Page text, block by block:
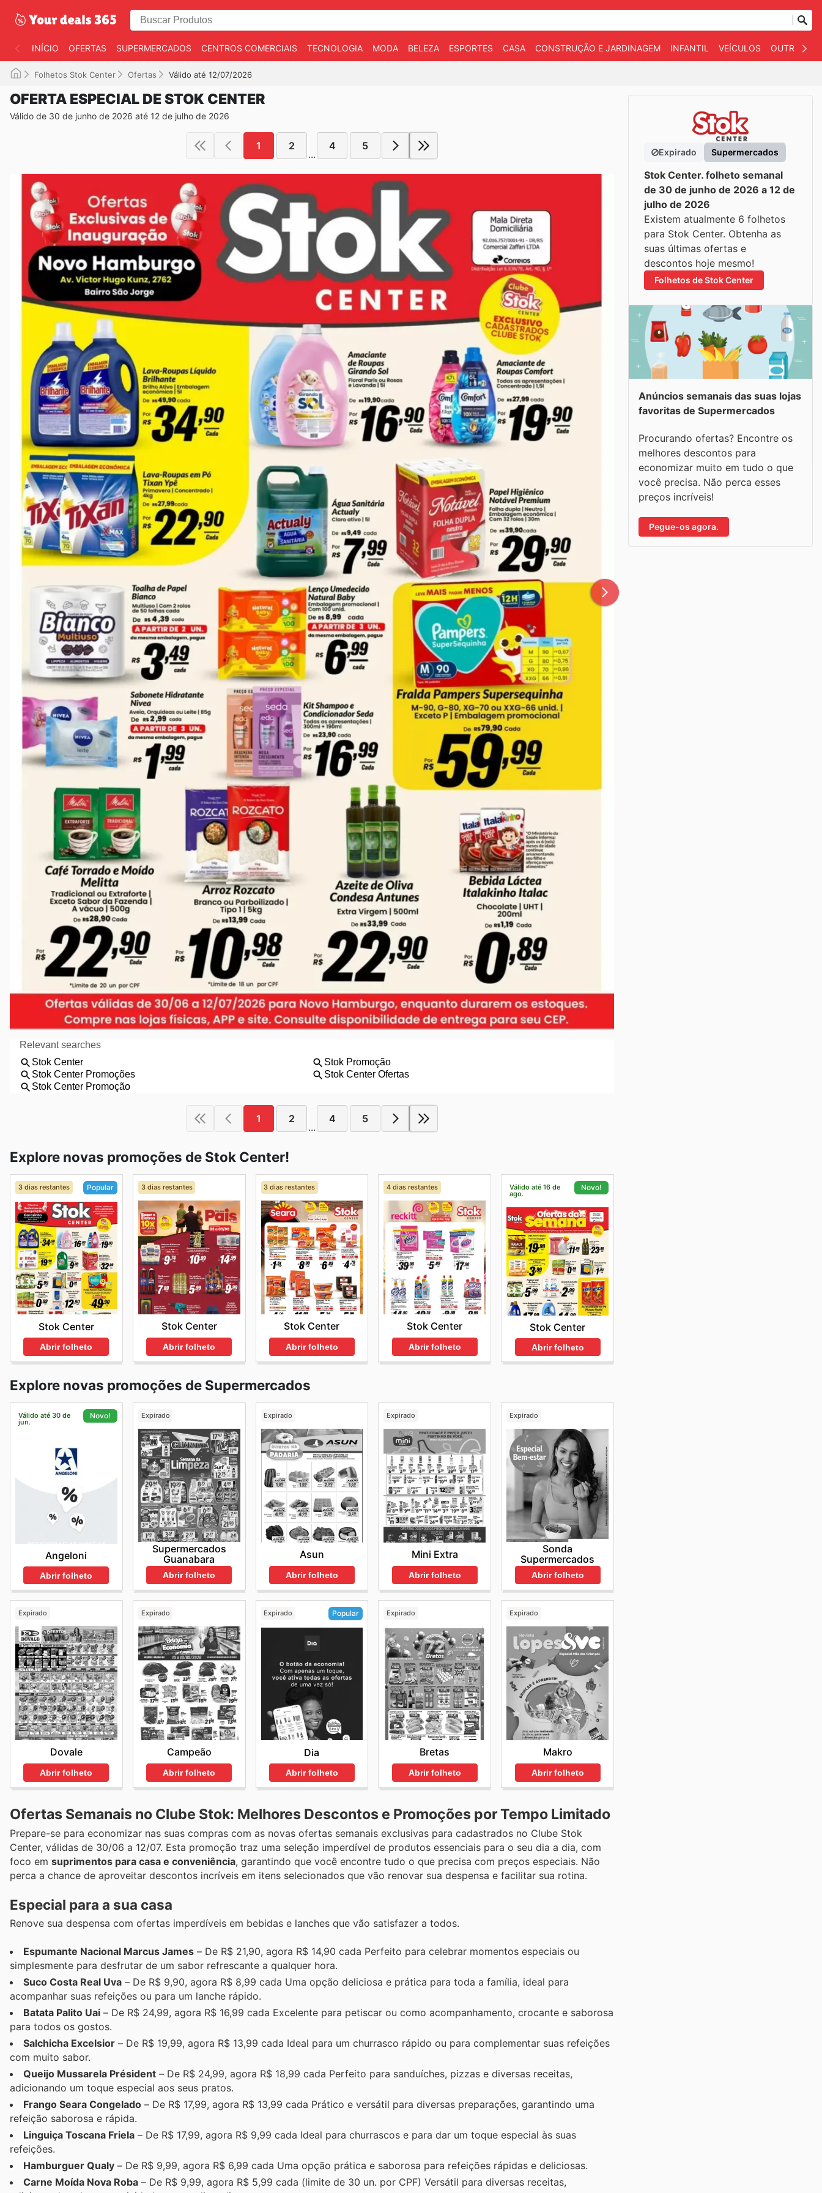
INÍCIO OFERTAS SUPERMERCADOS CENTROS COMERCIAIS TECNOLOGIA MODA BELEZA ESPORTES CASA CONSTRUÇÃO E JARDINAGEM INFANTIL VEÍCULOS OUTROS
Folhetos Stok Center Ofertas Válido até 12/07/2026
OFERTA ESPECIAL DE STOK CENTER
Válido de 30 de junho de 2026 até 12 de julho de 2026
1 2
...
4 5
1 2
...
4 5
Explore novas promoções de Stok Center!
3 dias restantes Popular
Stok Center
Abrir folheto
3 dias restantes
Stok Center
Abrir folheto
3 dias restantes
Stok Center
Abrir folheto
4 dias restantes
Stok Center
Abrir folheto
Válido até 16 de
ago.
Novo!
Stok Center
Abrir folheto
Explore novas promoções de Supermercados
Válido até 30 de
jun.
Novo!
Angeloni
Abrir folheto
Expirado
Supermercados
Guanabara
Abrir folheto
Expirado
Asun
Abrir folheto
Expirado
Mini Extra
Abrir folheto
Expirado
Sonda
Supermercados
Abrir folheto
Expirado
Dovale
Abrir folheto
Expirado
Campeão
Abrir folheto
Expirado Popular
Dia
Abrir folheto
Expirado
Bretas
Abrir folheto
Expirado
Makro
Abrir folheto
Ofertas Semanais no Clube Stok: Melhores Descontos e Promoções por Tempo Limitado
Prepare-se para economizar nas suas compras com as novas ofertas semanais exclusivas para cadastrados no Clube Stok
Center, válidas de 30/06 a 12/07. Esta promoção traz uma seleção imperdível de produtos essenciais para o seu dia a dia, com
foco em suprimentos para casa e conveniência, garantindo que você encontre tudo o que precisa com preços especiais. Não
perca a chance de aproveitar descontos incríveis em itens selecionados que vão renovar sua despensa e facilitar sua rotina.
Especial para a sua casa
Renove sua despensa com ofertas imperdíveis em bebidas e lanches que vão satisfazer a todos.
Espumante Nacional Marcus James – De R$ 21,90, agora R$ 14,90 cada Perfeito para celebrar momentos especiais ou
simplesmente para desfrutar de um sabor refrescante a qualquer hora.
Suco Costa Real Uva – De R$ 9,90, agora R$ 8,99 cada Uma opção deliciosa e prática para toda a família, ideal para
acompanhar suas refeições ou para um lanche rápido.
Batata Palito Uai – De R$ 24,99, agora R$ 16,99 cada Excelente para petiscar ou como acompanhamento, crocante e saborosa
para todos os gostos.
Salchicha Excelsior – De R$ 19,99, agora R$ 13,99 cada Ideal para um churrasco rápido ou para complementar suas refeições
com muito sabor.
Queijo Mussarela Président – De R$ 24,99, agora R$ 18,99 cada Perfeito para sanduíches, pizzas e diversas receitas,
adicionando um toque especial aos seus pratos.
Frango Seara Congelado – De R$ 17,99, agora R$ 13,99 cada Prático e versátil para diversas preparações, garantindo uma
refeição saborosa e rápida.
Linguiça Toscana Friela – De R$ 17,99, agora R$ 9,99 cada Ideal para churrascos e para dar um toque especial às suas
refeições.
Hamburguer Qualy – De R$ 9,99, agora R$ 6,99 cada Uma opção prática e saborosa para refeições rápidas e deliciosas.
Carne Moída Nova Roba – De R$ 9,99, agora R$ 5,99 cada (limite de 30 un. por CPF) Versátil para diversas receitas,
Expirado Supermercados
Stok Center. folheto semanal
de 30 de junho de 2026 a 12 de
julho de 2026
Existem atualmente 6 folhetos
para Stok Center. Obtenha as
suas últimas ofertas e
descontos hoje mesmo!
Folhetos de Stok Center
Anúncios semanais das suas lojas
favoritas de Supermercados
Procurando ofertas? Encontre os
melhores descontos para
economizar muito em tudo o que
você precisa. Não perca esses
preços incríveis!
Pegue-os agora.